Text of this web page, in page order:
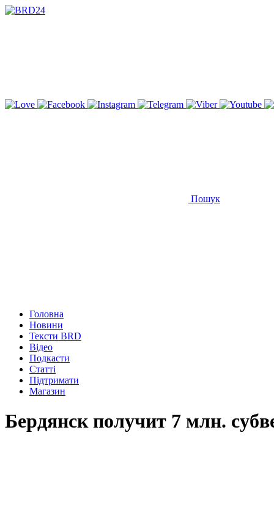
Пошук
Головна
Новини
Тексти BRD
Відео
Подкасти
Статті
Підтримати
Магазин
Бердянск получит 7 млн.